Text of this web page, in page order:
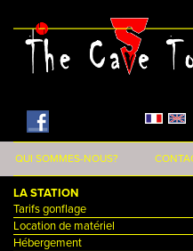
QUI SOMMES-NOUS?
LA STATION
Tarifs gonflage
Location de matériel
Hébergement